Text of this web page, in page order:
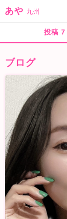
あや 九州
投稿 7
ブログ